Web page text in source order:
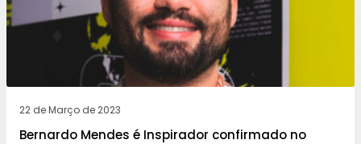
22 de Março de 2023
Bernardo Mendes é Inspirador confirmado no